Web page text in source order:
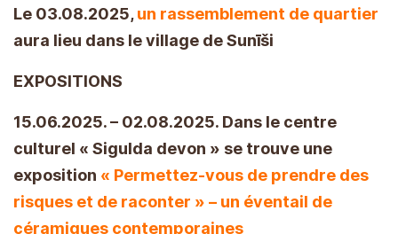
Le 03.08.2025,un rassemblement de quartier
aura lieu dans le village de Sunīši
EXPOSITIONS
15.06.2025. – 02.08.2025. Dans le centre
culturel « Sigulda devon » se trouve une
exposition « Permettez-vous de prendre des
risques et de raconter » – un éventail de
céramiques contemporaines